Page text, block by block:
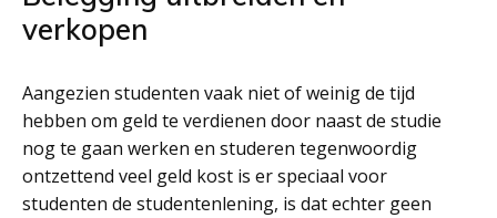
verkopen
Aangezien studenten vaak niet of weinig de tijd
hebben om geld te verdienen door naast de studie
nog te gaan werken en studeren tegenwoordig
ontzettend veel geld kost is er speciaal voor
studenten de studentenlening, is dat echter geen